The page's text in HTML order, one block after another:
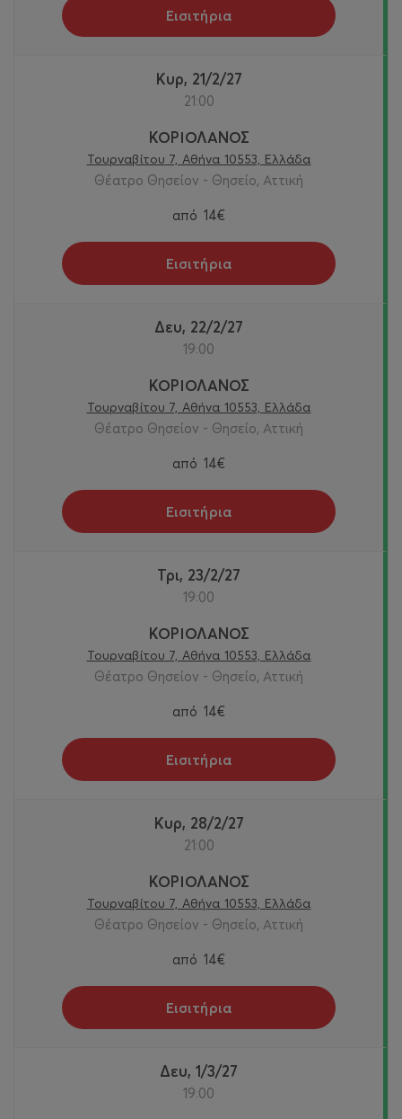
Εισιτήρια
Κυρ, 21/2/27
21:00
ΚΟΡΙΟΛΑΝΟΣ
Τουρναβίτου 7, Αθήνα 10553, Ελλάδα
Θέατρο Θησείον - Θησείο, Αττική
από 14€
Εισιτήρια
Δευ, 22/2/27
19:00
ΚΟΡΙΟΛΑΝΟΣ
Τουρναβίτου 7, Αθήνα 10553, Ελλάδα
Θέατρο Θησείον - Θησείο, Αττική
από 14€
Εισιτήρια
Τρι, 23/2/27
19:00
ΚΟΡΙΟΛΑΝΟΣ
Τουρναβίτου 7, Αθήνα 10553, Ελλάδα
Θέατρο Θησείον - Θησείο, Αττική
από 14€
Εισιτήρια
Κυρ, 28/2/27
21:00
ΚΟΡΙΟΛΑΝΟΣ
Τουρναβίτου 7, Αθήνα 10553, Ελλάδα
Θέατρο Θησείον - Θησείο, Αττική
από 14€
Εισιτήρια
Δευ, 1/3/27
19:00